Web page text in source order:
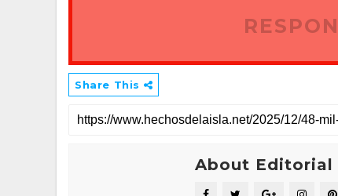
Share This
About Editorial